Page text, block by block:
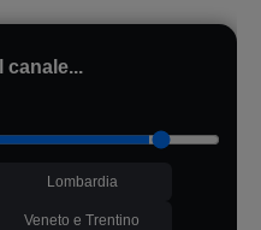
canale...
Lombardia
Veneto e Trentino